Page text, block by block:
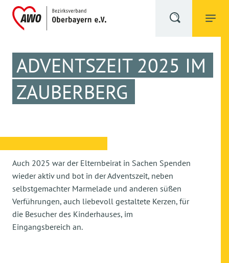
ADVENTSZEIT 2025 IM
ZAUBERBERG
Auch 2025 war der Elternbeirat in Sachen Spenden
wieder aktiv und bot in der Adventszeit, neben
selbstgemachter Marmelade und anderen süßen
Verführungen, auch liebevoll gestaltete Kerzen, für
die Besucher des Kinderhauses, im
Eingangsbereich an.